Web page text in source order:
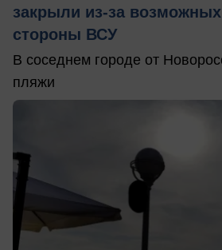
закрыли из-за возможных
стороны ВСУ
В соседнем городе от
пляжи